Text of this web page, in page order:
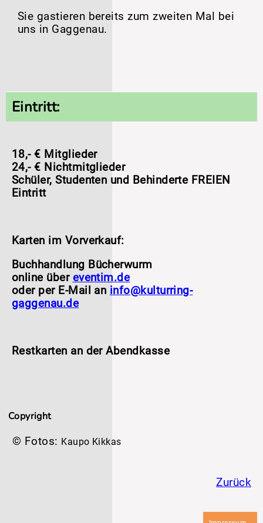
Sie gastieren bereits zum zweiten Mal bei
uns in Gaggenau.
Eintritt:
18,- € Mitglieder
24,- € Nichtmitglieder
Schüler, Studenten und Behinderte FREIEN
Eintritt
Karten im Vorverkauf:
Buchhandlung Bücherwurm
online über eventim.de
oder per E-Mail an info@kulturring-
gaggenau.de
Restkarten an der Abendkasse
Copyright
© Fotos: Kaupo Kikkas
Zurück